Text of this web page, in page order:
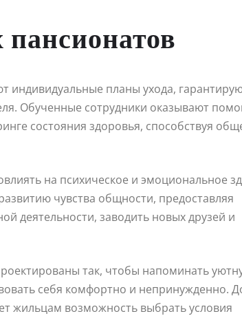
индивидуальные планы ухода,
Обученные сотрудники оказывают
состояния здоровья, способствуя
на психическое и эмоциональное
чувства общности, предоставляя
деятельности, заводить новых друзей и
так, чтобы напоминать
себя комфортно и непринужденно.
жильцам возможность выбрать условия